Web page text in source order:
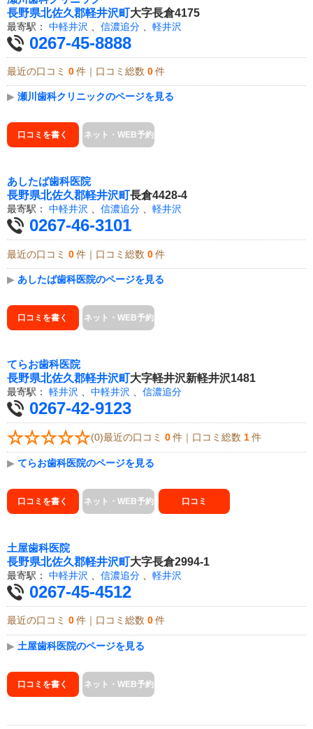
長野県北佐久郡軽井沢町大字長倉4175
最寄駅： 中軽井沢 信濃追分 軽井沢
0267-45-8888
最近の口コミ 0 件｜口コミ総数 0 件
▶ 瀬川歯科クリニックのページを見る
口コミを書く ネット・WEB予約
あしたば歯科医院
長野県北佐久郡軽井沢町長倉4428-4
最寄駅： 中軽井沢 、 信濃追分 、 軽井沢
0267-46-3101
最近の口コミ 0 件｜口コミ総数 0 件
▶ あしたば歯科医院のページを見る
口コミを書く ネット・WEB予約
てらお歯科医院
長野県北佐久郡軽井沢町大字軽井沢新軽井沢1481
最寄駅： 軽井沢 中軽井沢 信濃追分
0267-42-9123
(0)最近の口コミ 0 件｜口コミ総数 1 件
▶ てらお歯科医院のページを見る
口コミを書く ネット・WEB予約 口コミ
土屋歯科医院
長野県北佐久郡軽井沢町大字長倉2994-1
最寄駅： 中軽井沢 信濃追分 軽井沢
0267-45-4512
最近の口コミ 0 件｜口コミ総数 0 件
▶ 土屋歯科医院のページを見る
口コミを書く ネット・WEB予約